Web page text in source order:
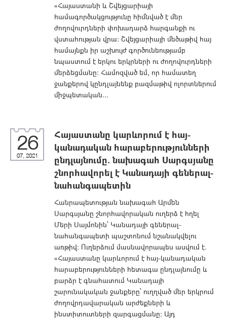
«Հայաստանի և Շվեյցարիայի
համագործակցությունը հիմնված է մեր
ժողովուրդների փոխադարձ հարգանքի ու
վստահության վրա։ Շվեյցարիայի մեծաթիվ հայ
համայնքն իր աշխույժ գործունեությամբ
նպաստում է երկու երկրների ու ժողովուրդների
մերձեցմանը։ Համոզված եմ, որ համատեղ
ջանքերով կընդլայնենք բազմաթիվ ոլորտներում
միջպետական...
26
07, 2021
Հայաստանը կարևորում է հայ-
կանադական հարաբերությունների
ընդլայնումը. նախագահ Սարգսյանը
շնորհավորել է Կանադայի գեներալ-
նահանգապետին
Հանրապետության նախագահ Արմեն
Սարգսյանը շնորհավորական ուղերձ է հղել
Մերի Սայմոնին՝ Կանադայի գեներալ-
նահանգապետի պաշտոնում նշանակվելու
առթիվ։ Ուղերձում մասնավորապես ասվում է.
«Հայաստանը կարևորում է հայ-կանադական
հարաբերությունների հետագա ընդլայնումը և
բարձր է գնահատում Կանադայի
շարունակական ջանքերը՝ ուղղված մեր երկրում
ժողովրդավարական արժեքների և
ինստիտուտների զարգացմանը։ Այդ